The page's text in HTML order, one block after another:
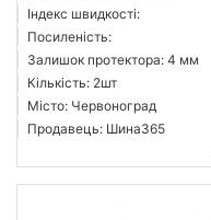
Індекс швидкості:
Посиленість:
Залишок протектора: 4 мм
Кількість: 2шт
Місто: Червоноград
Продавець: Шина365